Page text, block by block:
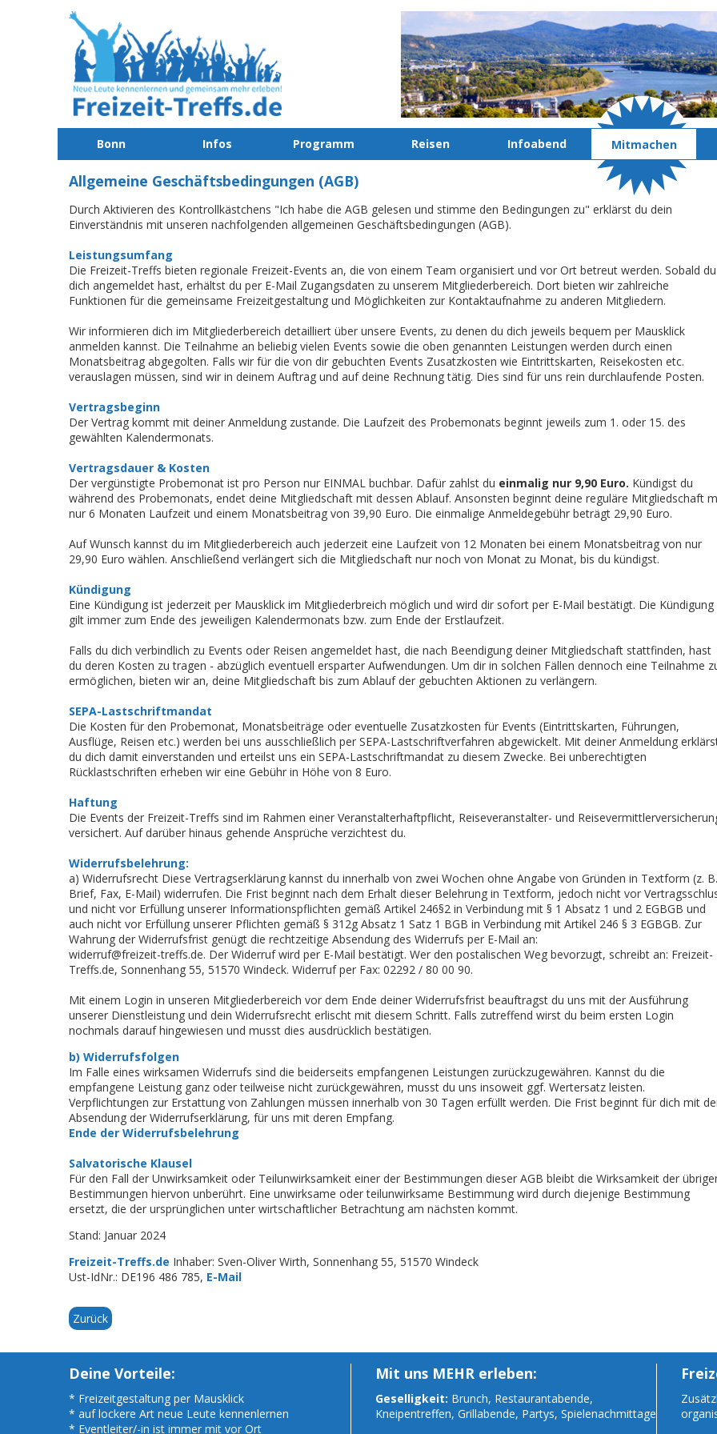
Bonn Infos Programm Reisen Infoabend Mitmachen
Allgemeine Geschäftsbedingungen (AGB)
Durch Aktivieren des Kontrollkästchens "Ich habe die AGB gelesen und stimme den Bedingungen zu" erklärst du dein
Einverständnis mit unseren nachfolgenden allgemeinen Geschäftsbedingungen (AGB).
Leistungsumfang
Die Freizeit-Treffs bieten regionale Freizeit-Events an, die von einem Team organisiert und vor Ort betreut werden. Sobald du
dich angemeldet hast, erhältst du per E-Mail Zugangsdaten zu unserem Mitgliederbereich. Dort bieten wir zahlreiche
Funktionen für die gemeinsame Freizeitgestaltung und Möglichkeiten zur Kontaktaufnahme zu anderen Mitgliedern.
Wir informieren dich im Mitgliederbereich detailliert über unsere Events, zu denen du dich jeweils bequem per Mausklick
anmelden kannst. Die Teilnahme an beliebig vielen Events sowie die oben genannten Leistungen werden durch einen
Monatsbeitrag abgegolten. Falls wir für die von dir gebuchten Events Zusatzkosten wie Eintrittskarten, Reisekosten etc.
verauslagen müssen, sind wir in deinem Auftrag und auf deine Rechnung tätig. Dies sind für uns rein durchlaufende Posten.
Vertragsbeginn
Der Vertrag kommt mit deiner Anmeldung zustande. Die Laufzeit des Probemonats beginnt jeweils zum 1. oder 15. des
gewählten Kalendermonats.
Vertragsdauer & Kosten
Der vergünstigte Probemonat ist pro Person nur EINMAL buchbar. Dafür zahlst du einmalig nur 9,90 Euro. Kündigst du
während des Probemonats, endet deine Mitgliedschaft mit dessen Ablauf. Ansonsten beginnt deine reguläre Mitgliedschaft
nur 6 Monaten Laufzeit und einem Monatsbeitrag von 39,90 Euro. Die einmalige Anmeldegebühr beträgt 29,90 Euro.
Auf Wunsch kannst du im Mitgliederbereich auch jederzeit eine Laufzeit von 12 Monaten bei einem Monatsbeitrag von nur
29,90 Euro wählen. Anschließend verlängert sich die Mitgliedschaft nur noch von Monat zu Monat, bis du kündigst.
Kündigung
Eine Kündigung ist jederzeit per Mausklick im Mitgliederbreich möglich und wird dir sofort per E-Mail bestätigt. Die Kündigung
gilt immer zum Ende des jeweiligen Kalendermonats bzw. zum Ende der Erstlaufzeit.
Falls du dich verbindlich zu Events oder Reisen angemeldet hast, die nach Beendigung deiner Mitgliedschaft stattfinden, hast
du deren Kosten zu tragen - abzüglich eventuell ersparter Aufwendungen. Um dir in solchen Fällen dennoch eine Teilnahme
ermöglichen, bieten wir an, deine Mitgliedschaft bis zum Ablauf der gebuchten Aktionen zu verlängern.
SEPA-Lastschriftmandat
Die Kosten für den Probemonat, Monatsbeiträge oder eventuelle Zusatzkosten für Events (Eintrittskarten, Führungen,
Ausflüge, Reisen etc.) werden bei uns ausschließlich per SEPA-Lastschriftverfahren abgewickelt. Mit deiner Anmeldung
du dich damit einverstanden und erteilst uns ein SEPA-Lastschriftmandat zu diesem Zwecke. Bei unberechtigten
Rücklastschriften erheben wir eine Gebühr in Höhe von 8 Euro.
Haftung
Die Events der Freizeit-Treffs sind im Rahmen einer Veranstalterhaftpflicht, Reiseveranstalter- und
versichert. Auf darüber hinaus gehende Ansprüche verzichtest du.
Widerrufsbelehrung:
a) Widerrufsrecht Diese Vertragserklärung kannst du innerhalb von zwei Wochen ohne Angabe von Gründen in Textform (z. B.
Brief, Fax, E-Mail) widerrufen. Die Frist beginnt nach dem Erhalt dieser Belehrung in Textform, jedoch nicht vor
und nicht vor Erfüllung unserer Informationspflichten gemäß Artikel 246§2 in Verbindung mit § 1 Absatz 1 und 2 EGBGB und
auch nicht vor Erfüllung unserer Pflichten gemäß § 312g Absatz 1 Satz 1 BGB in Verbindung mit Artikel 246 § 3 EGBGB. Zur
Wahrung der Widerrufsfrist genügt die rechtzeitige Absendung des Widerrufs per E-Mail an:
widerruf@freizeit-treffs.de. Der Widerruf wird per E-Mail bestätigt. Wer den postalischen Weg bevorzugt, schreibt an: Freizeit-
Treffs.de, Sonnenhang 55, 51570 Windeck. Widerruf per Fax: 02292 / 80 00 90.
Mit einem Login in unseren Mitgliederbereich vor dem Ende deiner Widerrufsfrist beauftragst du uns mit der Ausführung
unserer Dienstleistung und dein Widerrufsrecht erlischt mit diesem Schritt. Falls zutreffend wirst du beim ersten Login
nochmals darauf hingewiesen und musst dies ausdrücklich bestätigen.
b) Widerrufsfolgen
Im Falle eines wirksamen Widerrufs sind die beiderseits empfangenen Leistungen zurückzugewähren. Kannst du die
empfangene Leistung ganz oder teilweise nicht zurückgewähren, musst du uns insoweit ggf. Wertersatz leisten.
Verpflichtungen zur Erstattung von Zahlungen müssen innerhalb von 30 Tagen erfüllt werden. Die Frist beginnt für dich mit
Absendung der Widerrufserklärung, für uns mit deren Empfang.
Ende der Widerrufsbelehrung
Salvatorische Klausel
Für den Fall der Unwirksamkeit oder Teilunwirksamkeit einer der Bestimmungen dieser AGB bleibt die Wirksamkeit der
Bestimmungen hiervon unberührt. Eine unwirksame oder teilunwirksame Bestimmung wird durch diejenige Bestimmung
ersetzt, die der ursprünglichen unter wirtschaftlicher Betrachtung am nächsten kommt.
Stand: Januar 2024
Freizeit-Treffs.de Inhaber: Sven-Oliver Wirth, Sonnenhang 55, 51570 Windeck
Ust-IdNr.: DE196 486 785, E-Mail
Zurück
Deine Vorteile:
* Freizeitgestaltung per Mausklick
* auf lockere Art neue Leute kennenlernen
* Eventleiter/-in ist immer mit vor Ort
Mit uns MEHR erleben:
Geselligkeit: Brunch, Restaurantabende,
Kneipentreffen, Grillabende, Partys, Spielenachmittage